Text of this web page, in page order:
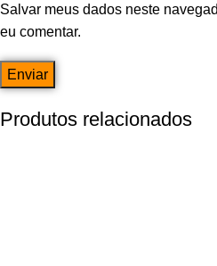
Salvar meus dados neste
eu comentar.
Produtos relacionados